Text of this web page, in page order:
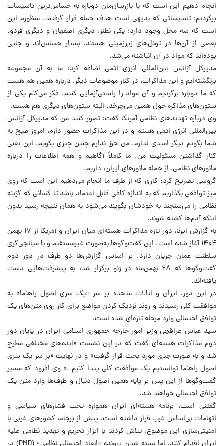
انجام دهیم این است که با بازرسان‌مان دوباره به حساس‌ترین تاسیسات
برگردیم؛ تاسیساتی که بدیهی است هدف حمله قرار گرفتند. منظورم این
است که سه محل وجود دارد؛ یکی نطنز، دیگری اصفهان و دیگری فردو.
بعضی از آن‌ها در تونل‌های زیرزمینی هستند، بسیار حساس‌اند و جایی
بوده‌اند که مواد در آن انباشته می‌شد.
مدیرکل آژانس بین‌المللی انرژی اتمی اضافه کرد: ما به آن مجموعه
برنگشته‌ایم و این مذاکرات، در کنار موضوعات دیگر، درباره همین هم هست
که ما دوباره برگردیم و آن مواد را راستی‌آزمایی کنیم. فکر می‌کنم یکی از
ستون‌های مذاکره حول همین می‌چرخد. البته ستون‌های دیگری هم هست.
وی درباره تهدیدهای نظامی آمریکا گفت: تصور کنید من که مدیرکل آژانس
بین‌المللی انرژی اتمی هستم و در این مذاکرات حضور دارم، امروز صبح به
شما بگویم دیگر امیدی ندارم. من حق ندارم چنین چیزی بگویم. این یعنی
کنار گذاشتن مسئولیت من. ما کاملاً آگاهیم و همه اطلاعات را درباره
مانورهای نظامی، از جمله مانورهای ایران، داریم.
گروسی تصریح کرد: کاری که از طرف ما انجام می‌دهیم این است که روی
میز توافقی بگذاریم که به اندازه کافی قابل اعتماد باشد تا کسانی که گزینه
نظامی را می‌سنجند به خودشان بگویند می‌شود به همان نتیجه رسید بدون
اینکه آدم‌ها کشته شوند.
به گزارش ایرنا، دور تازه مذاکرات هسته‌ای میان ایران و آمریکا از ۱۷ بهمن
۱۴۰۴ آغاز شده است. این گفت‌وگوها به‌صورت غیرمستقیم و با میانجی‌گری
سلطنت عمان جریان دارد. بر اساس گزارش‌ها دو طرف در دور دوم
گفت‌وگوها که ۲۸ بهمن‌ماه در ژنو برگزار شد، به پیشرفت‌هایی دست
یافته‌اند.
در این دور، ایران و ایالات متحده بر سر «یک سری اصول راهنما» به
موافقت کلی رسیدند و روند نزدیک کردن مواضع برای کار روی متن‌های یک
توافق احتمالی وارد مرحله تازه‌ای شده است.
سید عباس عراقچی وزیر امور خارجه جمهوری اسلامی ایران در پایان دور
دوم مذاکرات هسته‌ای گفت که در این نشست «ایده‌های مختلفی مطرح
شد و به صورت جدی مورد بحث قرار گرفت» و در نهایت «بر سر یک سری
اصول راهنما توانستیم یک موافقت کلی پیدا کنیم .» وی افزود که مسیر
گفت‌وگوها از این پس بر پایه همین اصول دنبال و طرف‌ها وارد متن یک
توافق احتمالی خواهند شد.
گفتنی است، برنامه هسته‌ای ایران همواره تحت فشارهای سیاسی و
اتهامات بی‌اساس غرب قرار داشته است. پیش از برجام، کشورهای غربی با
امنیتی‌سازی این موضوع، تلاش کردند با ابزار تحریم و تهدید نظامی علیه